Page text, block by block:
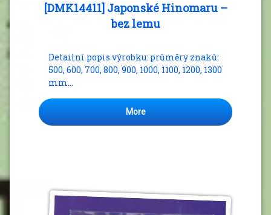
[DMK14411] Japonské Hinomaru –
bez lemu
Detailní popis výrobku: průměry znaků:
500, 600, 700, 800, 900, 1000, 1100, 1200, 1300
mm…
More